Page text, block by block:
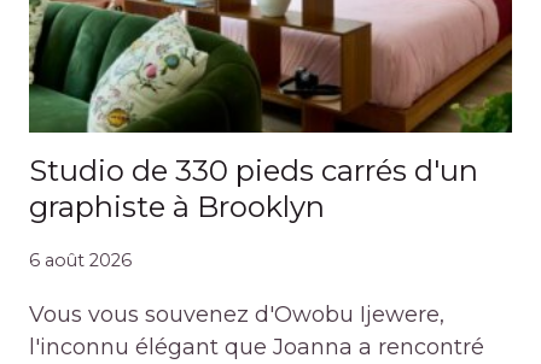
Studio de 330 pieds carrés d'un
graphiste à Brooklyn
6 août 2026
Vous vous souvenez d'Owobu Ijewere,
l'inconnu élégant que Joanna a rencontré